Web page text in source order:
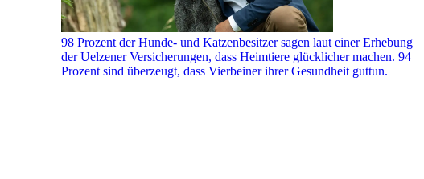
98 Prozent der Hunde- und Katzenbesitzer sagen laut einer Erhebung
der Uelzener Versicherungen, dass Heimtiere glücklicher machen. 94
Prozent sind überzeugt, dass Vierbeiner ihrer Gesundheit guttun.